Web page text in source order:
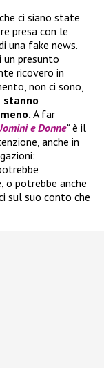
ci siano state
presa con le
una fake news.
un presunto
ricovero in
non ci sono,
stanno
A far
e Donne“è il
anche in
o potrebbe anche
sul suo conto che